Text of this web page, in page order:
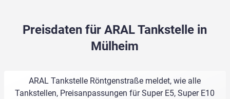
Preisdaten für ARAL Tankstelle in
Mülheim
ARAL Tankstelle Röntgenstraße meldet, wie alle
Tankstellen, Preisanpassungen für Super E5, Super E10